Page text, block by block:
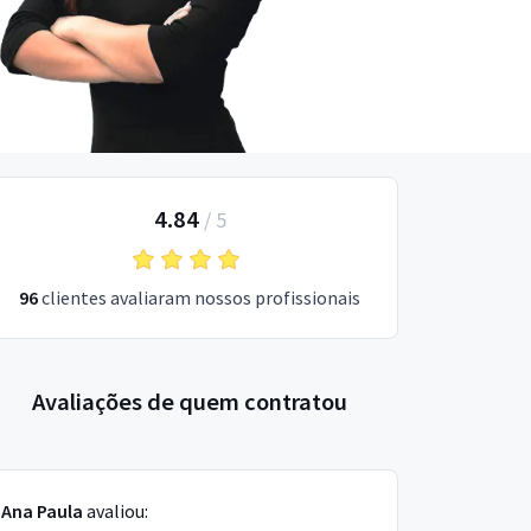
4.84/ 5
96clientes avaliaram nossos profissionais
Avaliações de quem contratou
Ana Paula avaliou: